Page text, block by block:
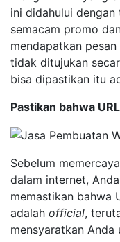
ini didahului
semacam promo
mendapatkan
tidak ditujukan
bisa dipastikan itu
Pastikan bahwa
Sebelum
dalam internet,
memastikan bahwa
adalah official,
mensyaratkan Anda